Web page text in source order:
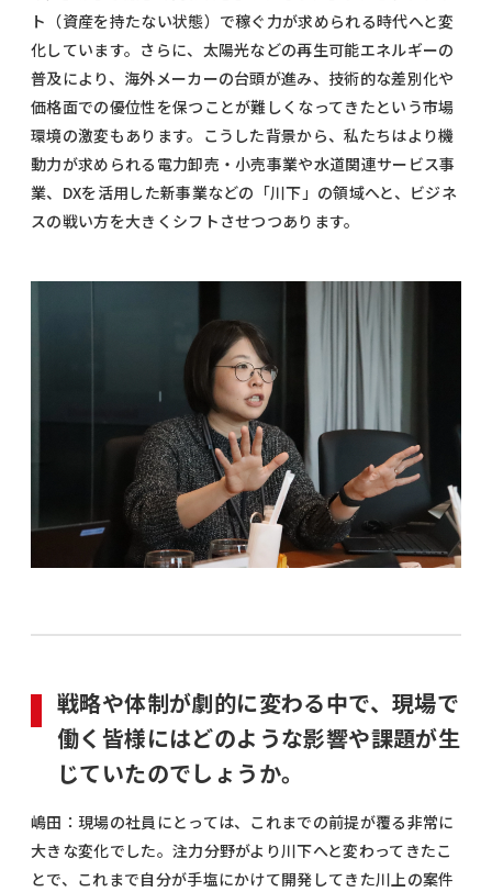
ト（資産を持たない状態）で稼ぐ力が求められる時代へと変
化しています。さらに、太陽光などの再生可能エネルギーの
普及により、海外メーカーの台頭が進み、技術的な差別化や
価格面での優位性を保つことが難しくなってきたという市場
環境の激変もあります。こうした背景から、私たちはより機
動力が求められる電力卸売・小売事業や水道関連サービス事
業、DXを活用した新事業などの「川下」の領域へと、ビジネ
スの戦い方を大きくシフトさせつつあります。
戦略や体制が劇的に変わる中で、現場で
働く皆様にはどのような影響や課題が生
じていたのでしょうか。
嶋田：現場の社員にとっては、これまでの前提が覆る非常に
大きな変化でした。注力分野がより川下へと変わってきたこ
とで、これまで自分が手塩にかけて開発してきた川上の案件